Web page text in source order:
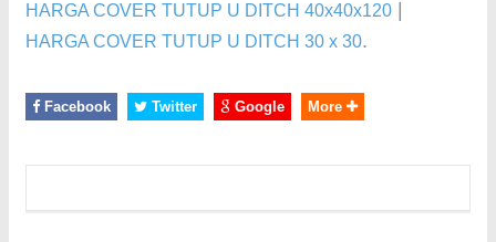
HARGA COVER TUTUP U DITCH 40x40x120
HARGA COVER TUTUP U DITCH 30 x 30.
Facebook Twitter Google More